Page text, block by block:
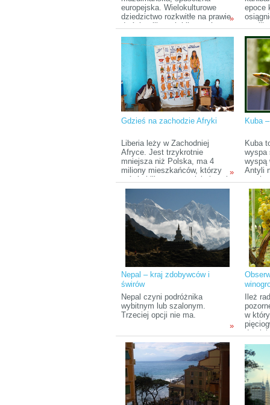
europejska. Wielokulturowe
dziedzictwo rozkwitłe na prawie
dwóch milionach kilometrów
kwadratowych wyjałowionych
pustyń. Rozpocznij wędrówkę
po kraju, który wciąż czeka na
odkrycie obrazów historii i
gościnnych społeczeństw
ukrytych wśród piaszczystych
wydm i tętniących życiem w
śródziemnomorskich portach.
»
epoce
Tak,
Nowa
Gdzieś na zachodzie Afryki
Liberia leży w Zachodniej
Afryce. Jest trzykrotnie
mniejsza niż Polska, ma 4
miliony mieszkańców, którzy
mówią kilkunastoma lokalnymi
językami oraz regionalną
odmianą angielskiego – pidżin
liberyjskim. W Liberii ważna jest
jej historia, unikatowa w skali
kontynentu. Historia ma tu
olbrzymie znaczenie dla
stosunków społeczno –
politycznych.
»
Kuba
Kuba
wyspa
wyspą
Antyli
kraju
1600
to
aż
zatok i
że jest
Nepal – kraj zdobywców i
świrów
Nepal czyni podróżnika
wybitnym lub szalonym.
Trzeciej opcji nie ma.
»
Ileż
w
są
głosy i
wielu
tworzą
wartość.